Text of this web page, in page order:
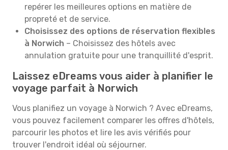
repérer les meilleures options en matière de
propreté et de service.
Choisissez des options de réservation flexibles
à Norwich – Choisissez des hôtels avec
annulation gratuite pour une tranquillité d'esprit.
Laissez eDreams vous aider à planifier le
voyage parfait à Norwich
Vous planifiez un voyage à Norwich ? Avec eDreams,
vous pouvez facilement comparer les offres d'hôtels,
parcourir les photos et lire les avis vérifiés pour
trouver l'endroit idéal où séjourner.